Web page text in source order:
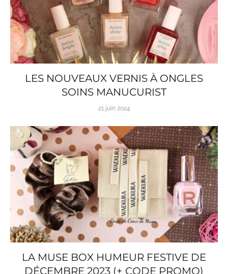
LES NOUVEAUX VERNIS À ONGLES
SOINS MANUCURIST
21 juin 2024
LA MUSE BOX HUMEUR FESTIVE DE
DÉCEMBRE 2023 (+ CODE PROMO)